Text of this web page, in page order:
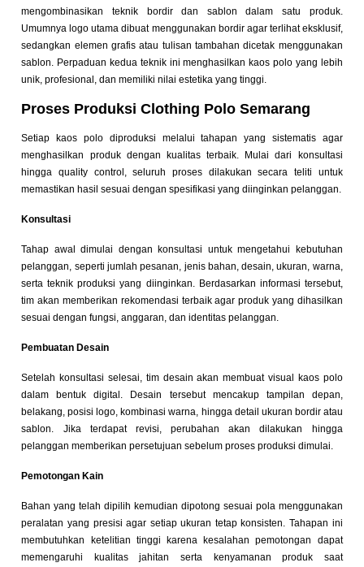
mengombinasikan teknik bordir dan sablon dalam satu produk.
Umumnya logo utama dibuat menggunakan bordir agar terlihat eksklusif,
sedangkan elemen grafis atau tulisan tambahan dicetak menggunakan
sablon. Perpaduan kedua teknik ini menghasilkan kaos polo yang lebih
unik, profesional, dan memiliki nilai estetika yang tinggi.
Proses Produksi Clothing Polo Semarang
Setiap kaos polo diproduksi melalui tahapan yang sistematis agar
menghasilkan produk dengan kualitas terbaik. Mulai dari konsultasi
hingga quality control, seluruh proses dilakukan secara teliti untuk
memastikan hasil sesuai dengan spesifikasi yang diinginkan pelanggan.
Konsultasi
Tahap awal dimulai dengan konsultasi untuk mengetahui kebutuhan
pelanggan, seperti jumlah pesanan, jenis bahan, desain, ukuran, warna,
serta teknik produksi yang diinginkan. Berdasarkan informasi tersebut,
tim akan memberikan rekomendasi terbaik agar produk yang dihasilkan
sesuai dengan fungsi, anggaran, dan identitas pelanggan.
Pembuatan Desain
Setelah konsultasi selesai, tim desain akan membuat visual kaos polo
dalam bentuk digital. Desain tersebut mencakup tampilan depan,
belakang, posisi logo, kombinasi warna, hingga detail ukuran bordir atau
sablon. Jika terdapat revisi, perubahan akan dilakukan hingga
pelanggan memberikan persetujuan sebelum proses produksi dimulai.
Pemotongan Kain
Bahan yang telah dipilih kemudian dipotong sesuai pola menggunakan
peralatan yang presisi agar setiap ukuran tetap konsisten. Tahapan ini
membutuhkan ketelitian tinggi karena kesalahan pemotongan dapat
memengaruhi kualitas jahitan serta kenyamanan produk saat